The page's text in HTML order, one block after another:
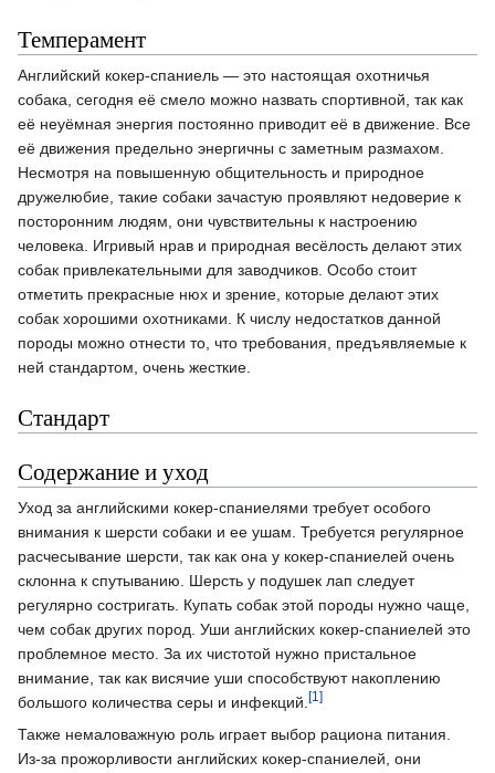
Темперамент
Английский кокер-спаниель — это настоящая охотничья
собака, сегодня её смело можно назвать спортивной, так как
её неуёмная энергия постоянно приводит её в движение. Все
её движения предельно энергичны с заметным размахом.
Несмотря на повышенную общительность и природное
дружелюбие, такие собаки зачастую проявляют недоверие к
посторонним людям, они чувствительны к настроению
человека. Игривый нрав и природная весёлость делают этих
собак привлекательными для заводчиков. Особо стоит
отметить прекрасные нюх и зрение, которые делают этих
собак хорошими охотниками. К числу недостатков данной
породы можно отнести то, что требования, предъявляемые к
ней стандартом, очень жесткие.
Стандарт
Содержание и уход
Уход за английскими кокер-спаниелями требует особого
внимания к шерсти собаки и ее ушам. Требуется регулярное
расчесывание шерсти, так как она у кокер-спаниелей очень
склонна к спутыванию. Шерсть у подушек лап следует
регулярно состригать. Купать собак этой породы нужно чаще,
чем собак других пород. Уши английских кокер-спаниелей это
проблемное место. За их чистотой нужно пристальное
внимание, так как висячие уши способствуют накоплению
большого количества серы и инфекций.[1]
Также немаловажную роль играет выбор рациона питания.
Из-за прожорливости английских кокер-спаниелей, они